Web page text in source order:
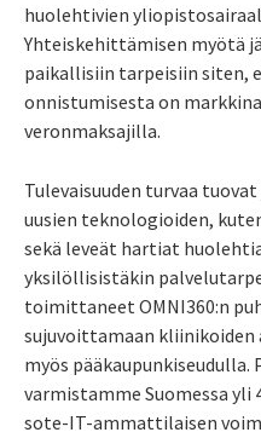
huolehtivien
Yhteiskehittämisen myötä
paikallisiin tarpeisiin siten,
onnistumisesta on
veronmaksajilla.
Tulevaisuuden turvaa
uusien teknologioiden,
sekä leveät hartiat
yksilöllisistäkin
toimittaneet OMNI360:n
sujuvoittamaan kliinikoiden
myös
varmistamme Suomessa yli
sote-IT-ammattilaisen